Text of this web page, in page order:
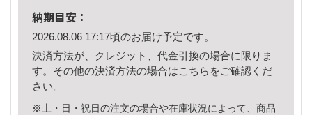
納期目安：
2026.08.06 17:17頃のお届け予定です。
決済方法が、クレジット、代金引換の場合に限りま
す。その他の決済方法の場合はこちら をご確認くだ
さい。
※土・日・祝日の注文の場合や在庫状況によって、商品